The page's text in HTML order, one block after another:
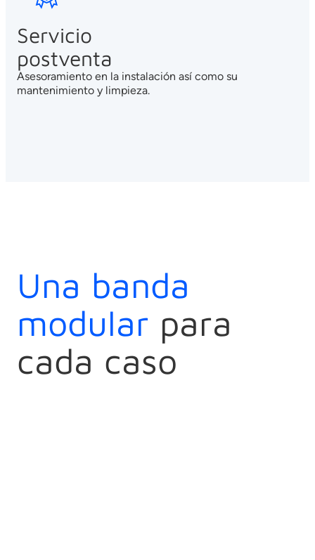
Servicio
postventa
Asesoramiento en la instalación así como su
mantenimiento y limpieza.
Una banda
modular para
cada caso